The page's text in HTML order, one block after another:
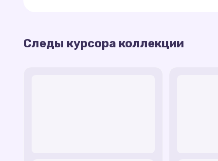
Следы курсора коллекции